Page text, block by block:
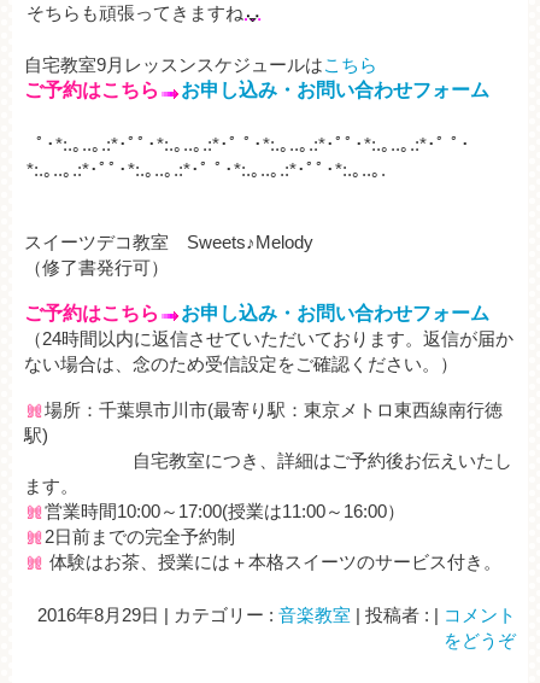
そちらも頑張ってきますね
自宅教室9月レッスンスケジュールはこちら
ご予約はこちら
お申し込み・お問い合わせフォーム
ﾟ･*:.｡..｡.:*･ﾟﾟ･*:.｡..｡.:*･ﾟ ﾟ･*:.｡..｡.:*･ﾟﾟ･*:.｡..｡.:*･ﾟ ﾟ･
*:.｡..｡.:*･ﾟﾟ･*:.｡..｡.:*･ﾟ ﾟ･*:.｡..｡.:*･ﾟﾟ･*:.｡..｡.
スイーツデコ教室 Sweets♪Melody
（修了書発行可）
ご予約はこちら
お申し込み・お問い合わせフォーム
（24時間以内に返信させていただいております。 返信が届か
ない場合は、念のため受信設定をご確認ください。）
場所：千葉県市川市(最寄り駅：東京メトロ東西線南行徳
駅)
自宅教室につき、詳細はご予約後お伝えいたし
ます。
営業時間10:00～17:00(授業は11:00～16:00）
2日前までの完全予約制
体験はお茶、授業には＋本格スイーツのサービス付き。
2016年8月29日 | カテゴリー : 音楽教室 | 投稿者 : | コメント
をどうぞ